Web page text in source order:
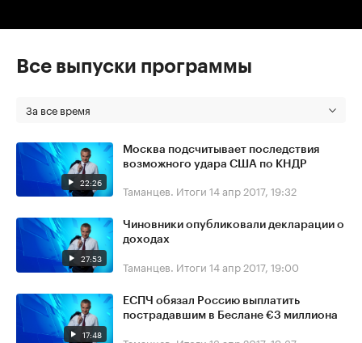
Все выпуски программы
За все время
22:26
Москва подсчитывает последствия
возможного удара США по КНДР
Таманцев. Итоги 14 апр 2017, 19:32
27:53
Чиновники опубликовали декларации о
доходах
Таманцев. Итоги 14 апр 2017, 19:00
17:48
ЕСПЧ обязал Россию выплатить
пострадавшим в Беслане €3 миллиона